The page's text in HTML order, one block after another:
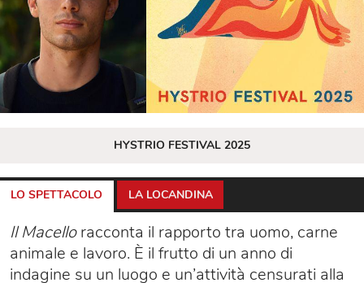
HYSTRIO FESTIVAL 2025
LO SPETTACOLO LA LOCANDINA
Il Macelloracconta il rapporto tra uomo, carne
animale e lavoro. È il frutto di un anno di
indagine su un luogo e un’attività censurati alla